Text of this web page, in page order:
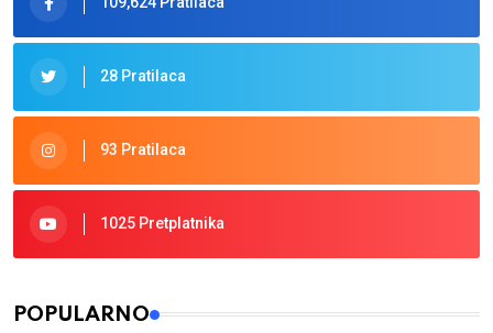
28 Pratilaca
93 Pratilaca
1025 Pretplatnika
POPULARNO